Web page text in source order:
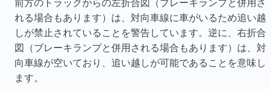
れる場合もあります）は、対向車線に車がいるため追い越
しが禁止されていることを警告しています。逆に、右折合
図（ブレーキランプと併用される場合もあります）は、対
向車線が空いており、追い越しが可能であることを意味し
ます。